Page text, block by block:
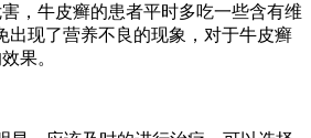
，牛皮癣的患者平时多吃一些含有维
出现了营养不良的现象，对于牛皮癣
果。